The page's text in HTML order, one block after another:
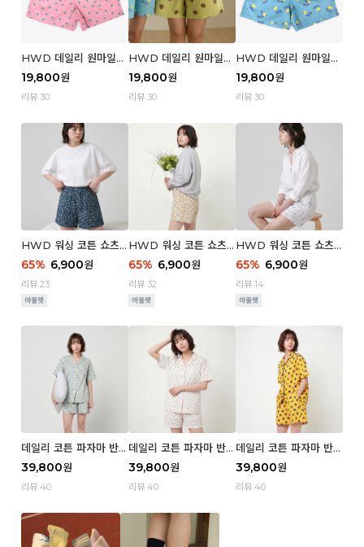
HWD 데일리 원마일
쇼츠 - 04 Aroma (우
먼)
19,800원
리뷰 30
HWD 데일리 원마일
쇼츠 - 03 Poodle (우
먼)
19,800원
리뷰 30
HWD 데일리 원마일
쇼츠 - 02 Chouchou
(우먼)
19,800원
리뷰 30
HWD 워싱 코튼 쇼츠
(우먼) - 03 Berry tre
e
65% 6,900원
리뷰 23
HWD 워싱 코튼 쇼츠
(우먼) - 02 Retro flo
wer
65% 6,900원
리뷰 32
HWD 워싱 코튼 쇼츠
(우먼) - 01 Blue whal
e
65% 6,900원
리뷰 14
데일리 코튼 파자마 반팔
세트 (우먼) - 03 Sum
mer lane
39,800원
리뷰 40
데일리 코튼 파자마 반팔
세트 (우먼) - 02 Blue
cherry
39,800원
리뷰 40
데일리 코튼 파자마 반팔
세트 (우먼) - 01 Miz
39,800원
리뷰 40